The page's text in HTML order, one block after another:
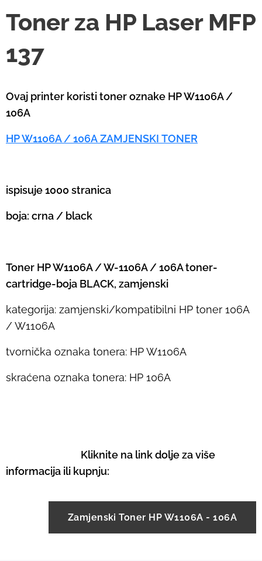
Toner za HP Laser MFP
137
Ovaj printer koristi toner oznake HP W1106A /
106A
HP W1106A / 106AZAMJENSKI TONER
ispisuje 1000 stranica
boja: crna / black
Toner HP W1106A / W-1106A / 106A toner-
cartridge-boja BLACK, zamjenski
kategorija: zamjenski/kompatibilni HP toner 106A
/ W1106A
tvornička oznaka tonera: HP W1106A
skraćena oznaka tonera: HP 106A
Kliknite na link dolje za više
informacija ili kupnju:
Zamjenski Toner HP W1106A - 106A